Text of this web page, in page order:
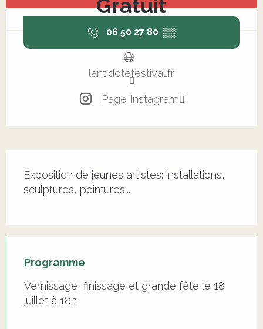
Gratuit
06 50 27 80 ▒▒
lantidotefestival.fr
Page Instagram
Exposition de jeunes artistes: installations,
sculptures, peintures...
Programme
Vernissage, finissage et grande fête le 18
juillet à 18h